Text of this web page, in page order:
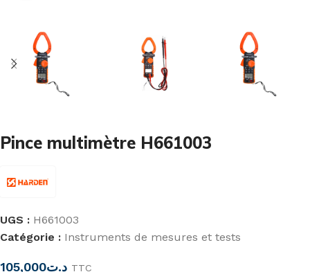
Pince multimètre H661003
UGS : H661003
Catégorie : Instruments de mesures et tests
د.ت105,000 TTC